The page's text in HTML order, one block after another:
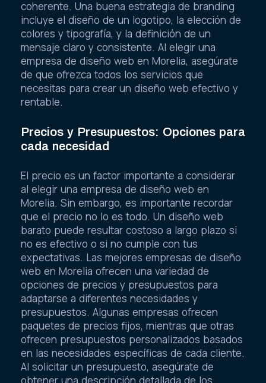
coherente. Una buena estrategia de branding
incluye el diseño de un logotipo, la elección de
colores y tipografía, y la definición de un
mensaje claro y consistente. Al elegir una
empresa de diseño web en Morelia, asegúrate
de que ofrezca todos los servicios que
necesitas para crear un diseño web efectivo y
rentable.
Precios y Presupuestos: Opciones para
cada necesidad
El precio es un factor importante a considerar
al elegir una empresa de diseño web en
Morelia. Sin embargo, es importante recordar
que el precio no lo es todo. Un diseño web
barato puede resultar costoso a largo plazo si
no es efectivo o si no cumple con tus
expectativas. Las mejores empresas de diseño
web en Morelia ofrecen una variedad de
opciones de precios y presupuestos para
adaptarse a diferentes necesidades y
presupuestos. Algunas empresas ofrecen
paquetes de precios fijos, mientras que otras
ofrecen presupuestos personalizados basados
en las necesidades específicas de cada cliente.
Al solicitar un presupuesto, asegúrate de